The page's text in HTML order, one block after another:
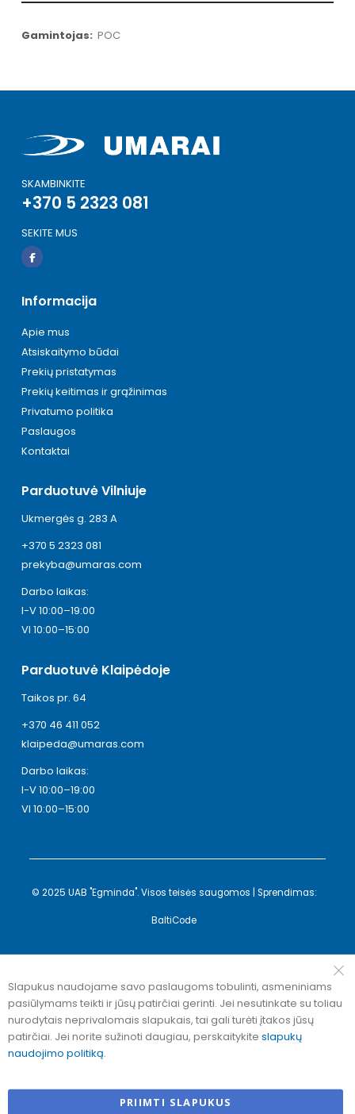
Daugiau
POC
SKAMBINKITE
+370 5 2323 081
SEKITE MUS
Informacija
Apie mus
Atsiskaitymo būdai
Prekių pristatymas
Prekių keitimas ir grąžinimas
Privatumo politika
Paslaugos
Kontaktai
Parduotuvė Vilniuje
Ukmergės g. 283 A
+370 5 2323 081
prekyba@umaras.com
Darbo laikas:
I-V 10:00–19:00
VI 10:00–15:00
Parduotuvė Klaipėdoje
Taikos pr. 64
+370 46 411 052
klaipeda@umaras.com
Darbo laikas:
I-V 10:00–19:00
VI 10:00–15:00
© 2025 UAB "Egminda". Visos teisės saugomos | Sprendimas:
BaltiCode
Slapukus naudojame savo paslaugoms tobulinti, asmeniniams
pasiūlymams teikti ir jūsų patirčiai gerinti. Jei nesutinkate su toliau
nurodytais neprivalomais slapukais, tai gali turėti įtakos jūsų
patirčiai. Jei norite sužinoti daugiau, perskaitykite slapukų
naudojimo politiką.
PRIIMTI SLAPUKUS